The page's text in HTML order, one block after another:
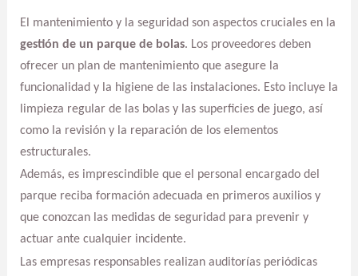
El mantenimiento y la seguridad son aspectos cruciales en la
gestión de un parque de bolas. Los proveedores deben
ofrecer un plan de mantenimiento que asegure la
funcionalidad y la higiene de las instalaciones. Esto incluye la
limpieza regular de las bolas y las superficies de juego, así
como la revisión y la reparación de los elementos
estructurales.
Además, es imprescindible que el personal encargado del
parque reciba formación adecuada en primeros auxilios y
que conozcan las medidas de seguridad para prevenir y
actuar ante cualquier incidente.
Las empresas responsables realizan auditorías periódicas